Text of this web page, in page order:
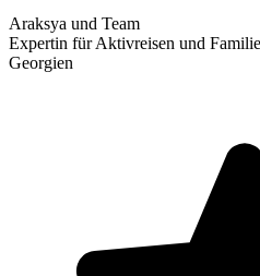
Araksya und Team
Expertin für Aktivreisen und
Georgien